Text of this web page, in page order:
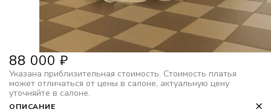
88 000 ₽
Указана приблизительная стоимость. Стоимость платья
может отличаться от цены в салоне, актуальную цену
уточняйте в салоне.
ОПИСАНИЕ